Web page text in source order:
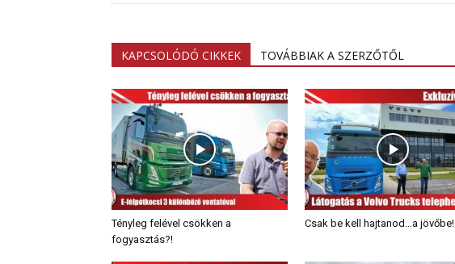
KAPCSOLÓDÓ CIKKEK TOVÁBBIAK A SZERZŐTŐL
Tényleg felével csökken a
fogyasztás?!
Csak be kell hajtanod…a jövőbe!